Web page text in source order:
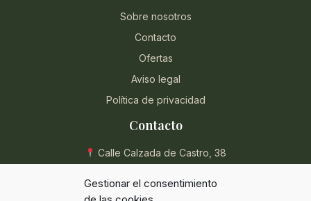
Gestionar el consentimiento
Sobre nosotros
Contacto
Ofertas
Aviso legal
Política de privacidad
Contacto
Calle Calzada de Castro, 38
950 854 715